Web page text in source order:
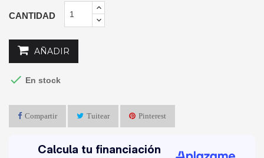
CANTIDAD
AÑADIR
 En stock
Compartir Tuitear Pinterest